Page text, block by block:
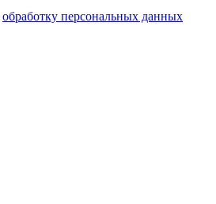
обработку персональных данных